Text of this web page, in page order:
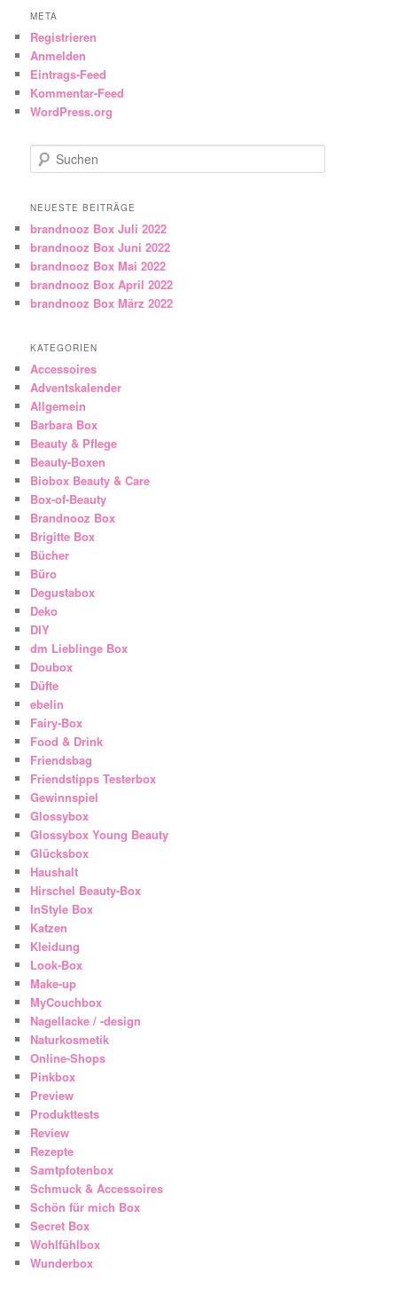
META
Registrieren
Anmelden
Eintrags-Feed
Kommentar-Feed
WordPress.org
Suchen
NEUESTE BEITRÄGE
brandnooz Box Juli 2022
brandnooz Box Juni 2022
brandnooz Box Mai 2022
brandnooz Box April 2022
brandnooz Box März 2022
KATEGORIEN
Accessoires
Adventskalender
Allgemein
Barbara Box
Beauty & Pflege
Beauty-Boxen
Biobox Beauty & Care
Box-of-Beauty
Brandnooz Box
Brigitte Box
Bücher
Büro
Degustabox
Deko
DIY
dm Lieblinge Box
Doubox
Düfte
ebelin
Fairy-Box
Food & Drink
Friendsbag
Friendstipps Testerbox
Gewinnspiel
Glossybox
Glossybox Young Beauty
Glücksbox
Haushalt
Hirschel Beauty-Box
InStyle Box
Katzen
Kleidung
Look-Box
Make-up
MyCouchbox
Nagellacke / -design
Naturkosmetik
Online-Shops
Pinkbox
Preview
Produkttests
Review
Rezepte
Samtpfotenbox
Schmuck & Accessoires
Schön für mich Box
Secret Box
Wohlfühlbox
Wunderbox